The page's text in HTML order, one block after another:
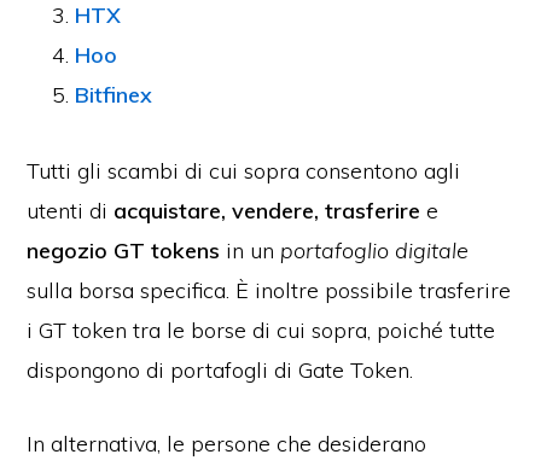
HTX
Hoo
Bitfinex
Tutti gli scambi di cui sopra consentono agli
utenti di acquistare, vendere, trasferire e
negozio GT tokens in un portafoglio digitale
sulla borsa specifica. È inoltre possibile trasferire
i GT token tra le borse di cui sopra, poiché tutte
dispongono di portafogli di Gate Token.
In alternativa, le persone che desiderano